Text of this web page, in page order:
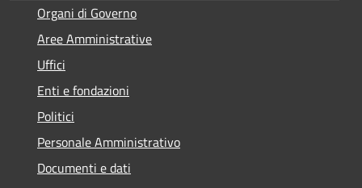
Organi di Governo
Aree Amministrative
Uffici
Enti e fondazioni
Politici
Personale Amministrativo
Documenti e dati